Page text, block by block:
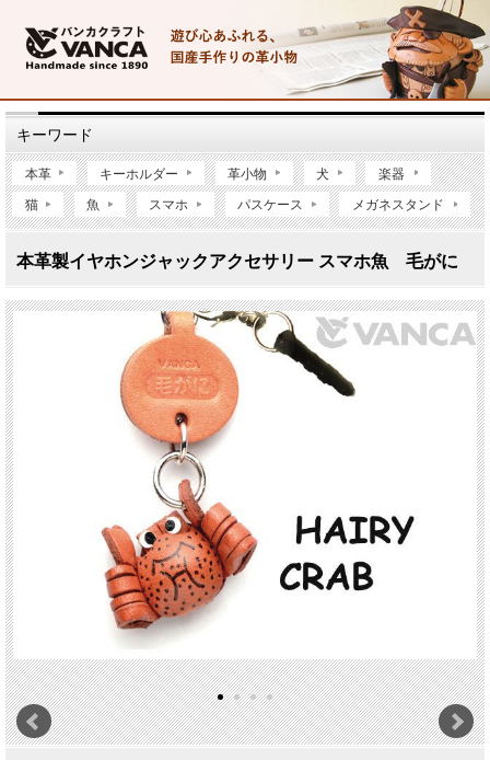
キーワード
本革 キーホルダー 革小物 犬 楽器
猫 魚 スマホ パスケース メガネスタンド
本革製イヤホンジャックアクセサリー スマホ魚 毛がに